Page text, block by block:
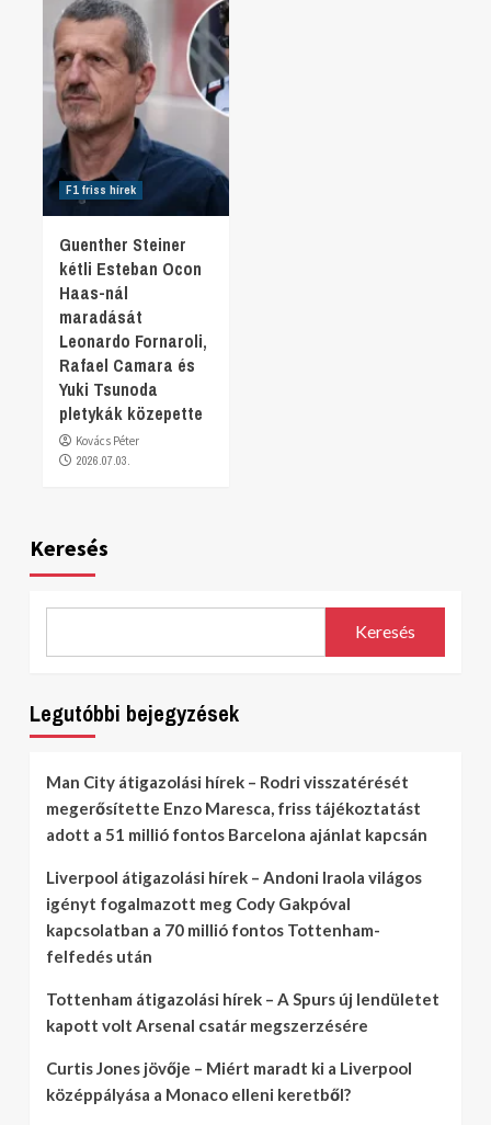
F1 friss hírek
Guenther Steiner
kétli Esteban Ocon
Haas-nál
maradását
Leonardo Fornaroli,
Rafael Camara és
Yuki Tsunoda
pletykák közepette
Kovács Péter
2026.07.03.
Keresés
Keresés
Legutóbbi bejegyzések
Man City átigazolási hírek – Rodri visszatérését
megerősítette Enzo Maresca, friss tájékoztatást
adott a 51 millió fontos Barcelona ajánlat kapcsán
Liverpool átigazolási hírek – Andoni Iraola világos
igényt fogalmazott meg Cody Gakpóval
kapcsolatban a 70 millió fontos Tottenham-
felfedés után
Tottenham átigazolási hírek – A Spurs új lendületet
kapott volt Arsenal csatár megszerzésére
Curtis Jones jövője – Miért maradt ki a Liverpool
középpályása a Monaco elleni keretből?